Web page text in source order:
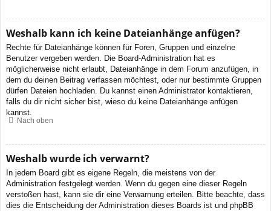
Weshalb kann ich keine Dateianhänge anfügen?
Rechte für Dateianhänge können für Foren, Gruppen und einzelne
Benutzer vergeben werden. Die Board-Administration hat es
möglicherweise nicht erlaubt, Dateianhänge in dem Forum anzufügen, in
dem du deinen Beitrag verfassen möchtest, oder nur bestimmte Gruppen
dürfen Dateien hochladen. Du kannst einen Administrator kontaktieren,
falls du dir nicht sicher bist, wieso du keine Dateianhänge anfügen
kannst.
Nach oben
Weshalb wurde ich verwarnt?
In jedem Board gibt es eigene Regeln, die meistens von der
Administration festgelegt werden. Wenn du gegen eine dieser Regeln
verstoßen hast, kann sie dir eine Verwarnung erteilen. Bitte beachte, dass
dies die Entscheidung der Administration dieses Boards ist und phpBB